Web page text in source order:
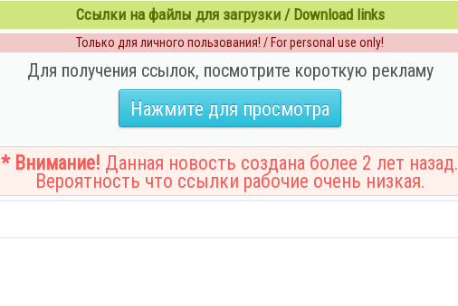
Ссылки на файлы для загрузки / Download links
Только для личного пользования! / For personal use only!
Для получения ссылок, посмотрите короткую рекламу
Нажмите для просмотра
* Внимание! Данная новость создана более 2 лет назад.
Вероятность что ссылки рабочие очень низкая.